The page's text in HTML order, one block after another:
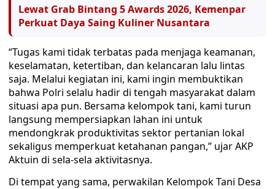
Lewat Grab Bintang 5 Awards 2026, Kemenpar
Perkuat Daya Saing Kuliner Nusantara
“Tugas kami tidak terbatas pada menjaga keamanan,
keselamatan, ketertiban, dan kelancaran lalu lintas
saja. Melalui kegiatan ini, kami ingin membuktikan
bahwa Polri selalu hadir di tengah masyarakat dalam
situasi apa pun. Bersama kelompok tani, kami turun
langsung mempersiapkan lahan ini untuk
mendongkrak produktivitas sektor pertanian lokal
sekaligus memperkuat ketahanan pangan,” ujar AKP
Aktuin di sela-sela aktivitasnya.
Di tempat yang sama, perwakilan Kelompok Tani Desa